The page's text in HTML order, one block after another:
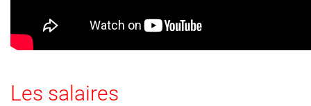
Les salaires